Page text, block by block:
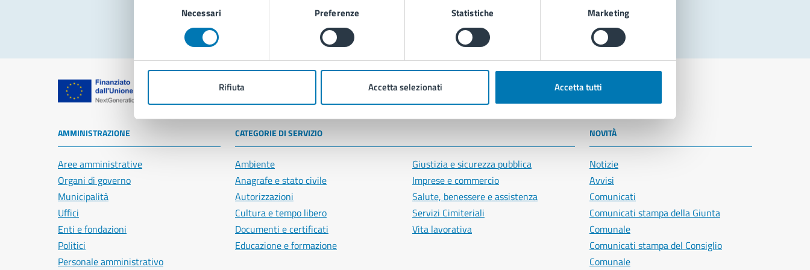
Necessari Preferenze Statistiche Marketing
Rifiuta Accetta selezionati Accetta tutti
Segnala disservizio
Comune di Napoli
AMMINISTRAZIONE
Aree amministrative
Organi di governo
Municipalità
Uffici
Enti e fondazioni
Politici
Personale amministrativo
CATEGORIE DI SERVIZIO
Ambiente
Anagrafe e stato civile
Autorizzazioni
Cultura e tempo libero
Documenti e certificati
Educazione e formazione
Giustizia e sicurezza pubblica
Imprese e commercio
Salute, benessere e assistenza
Servizi Cimiteriali
Vita lavorativa
NOVITÀ
Notizie
Avvisi
Comunicati
Comunicati stampa della Giunta
Comunale
Comunicati stampa del Consiglio
Comunale